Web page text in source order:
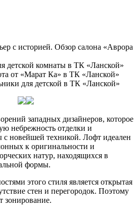
с историей. Обзор салона «Аврора
детской комнаты в ТК «Ланской»
от «Марат Ка» в ТК «Ланской»
для детской в ТК «Ланской»
западных дизайнеров, которое
небрежность отделки и
с новейшей техникой. Лофт идеален
к оригинальности и
натур, находящихся в
формы.
этого стиля является открытая
стен и перегородок. Поэтому
зонирование.